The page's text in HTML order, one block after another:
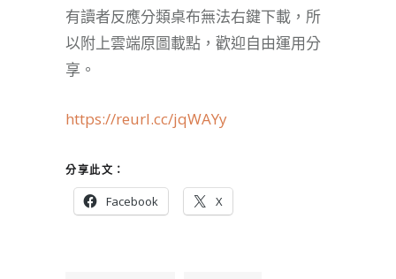
有讀者反應分類桌布無法右鍵下載，所
以附上雲端原圖載點，歡迎自由運用分
享。
https://reurl.cc/jqWAYy
分享此文：
Facebook X